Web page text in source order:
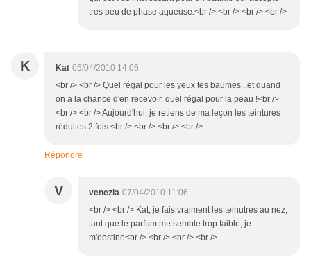
très peu de phase aqueuse.<br /> <br /> <br /> <br />
K Kat 05/04/2010 14:06
<br /> <br /> Quel régal pour les yeux tes baumes...et quand
on a la chance d'en recevoir, quel régal pour la peau !<br />
<br /> <br /> Aujourd'hui, je retiens de ma leçon les teintures
réduites 2 fois.<br /> <br /> <br /> <br />
Répondre
V venezia 07/04/2010 11:06
<br /> <br /> Kat, je fais vraiment les teinutres au nez;
tant que le parfum me semble trop faible, je
m'obstine<br /> <br /> <br /> <br />